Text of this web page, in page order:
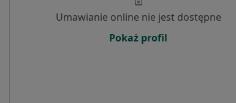
Umawianie online nie jest dostępne
Pokaż profil